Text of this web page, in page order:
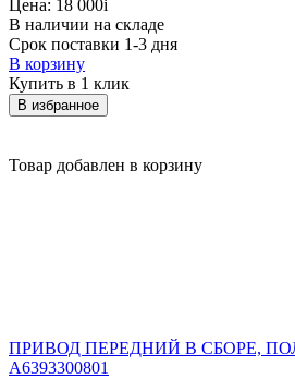
Цена: 18 000i
В наличии на складе
Срок поставки 1-3 дня
В корзину
Купить в 1 клик
В избранное
Товар добавлен в корзину
ПРИВОД ПЕРЕДНИЙ В СБОРЕ,
A6393300801